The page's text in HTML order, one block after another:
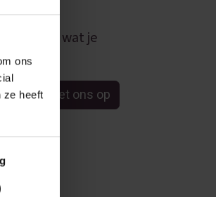
ons
ze heeft
vinden wat je
met ons op